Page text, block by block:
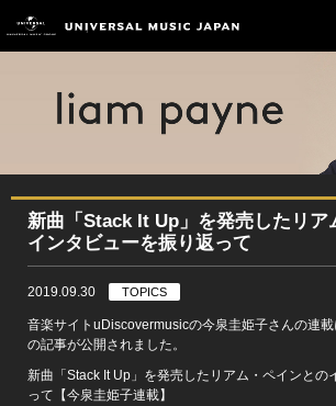
新曲「Stack It Up」を発売したリア
インタビューを振り返って
2019.09.30 TOPICS
音楽サイトuDiscovermusicの今泉圭姫子さんの連
の記事が公開されました。
新曲「Stack It Up」を発売したリアム・ペインとの
って【今泉圭姫子連載】